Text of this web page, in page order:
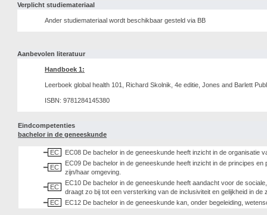
Verplicht studiemateriaal
Ander studiemateriaal wordt beschikbaar gesteld via BB
Aanbevolen literatuur
Handboek 1:
Leerboek global health 101, Richard Skolnik, 4e editie, Jones and Barlett
ISBN: 9781284145380
Eindcompetenties
bachelor in de geneeskunde
EC EC08 De bachelor in de geneeskunde heeft inzicht in de organisatie
EC
EC09 De bachelor in de geneeskunde heeft inzicht in de principes
zijn/haar omgeving.
EC
EC10 De bachelor in de geneeskunde heeft aandacht voor de
draagt zo bij tot een versterking van de inclusiviteit en gelijkheid in de
EC
EC12 De bachelor in de geneeskunde kan, onder begeleiding,